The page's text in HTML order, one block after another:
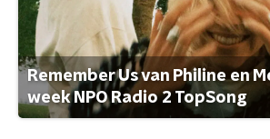
Remember Us van Philine en
week NPO Radio 2 TopSong